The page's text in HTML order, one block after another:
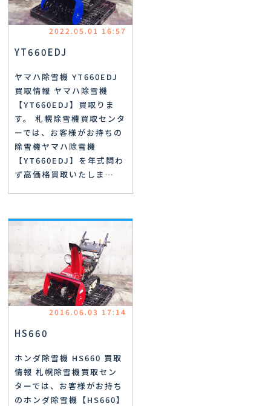
2022.05.01 16:57
YT660EDJ
ヤマハ除雪機 YT660EDJ
買取情報 ヤマハ除雪機
【YT660EDJ】買取りま
す。 札幌除雪機買取センタ
ーでは、お客様がお持ちの
除雪機ヤマハ除雪機
【YT660EDJ】を年式問わ
ず高価格買取いたしま…
2016.06.03 17:14
HS660
ホンダ除雪機 HS660 買取
情報 札幌除雪機買取セン
ターでは、お客様がお持ち
のホンダ除雪機【HS660】